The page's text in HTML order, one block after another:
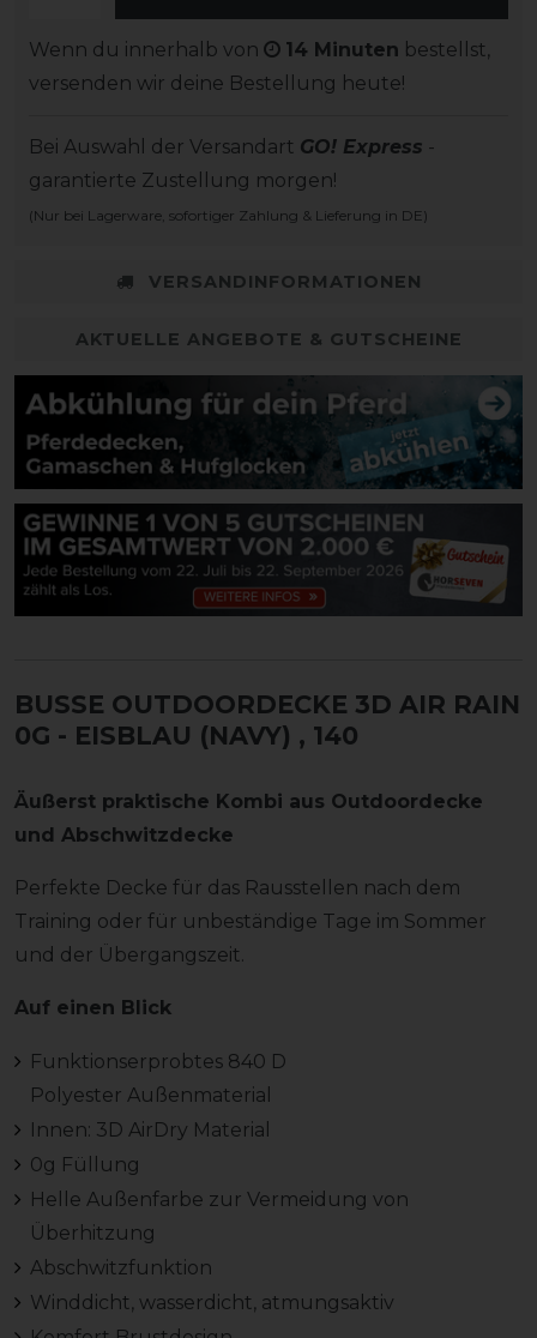
Wenn du innerhalb von 14 Minuten bestellst,
versenden wir deine Bestellung heute!
Bei Auswahl der Versandart GO! Express -
garantierte Zustellung morgen!
(Nur bei Lagerware, sofortiger Zahlung & Lieferung in DE)
VERSANDINFORMATIONEN
AKTUELLE ANGEBOTE & GUTSCHEINE
BUSSE OUTDOORDECKE 3D AIR RAIN
0G - EISBLAU (NAVY) , 140
Äußerst praktische Kombi aus Outdoordecke
und Abschwitzdecke
Perfekte Decke für das Rausstellen nach dem
Training oder für unbeständige Tage im Sommer
und der Übergangszeit.
Auf einen Blick
Funktionserprobtes 840 D
Polyester Außenmaterial
Innen: 3D AirDry Material
0g Füllung
Helle Außenfarbe zur Vermeidung von
Überhitzung
Abschwitzfunktion
Winddicht, wasserdicht, atmungsaktiv